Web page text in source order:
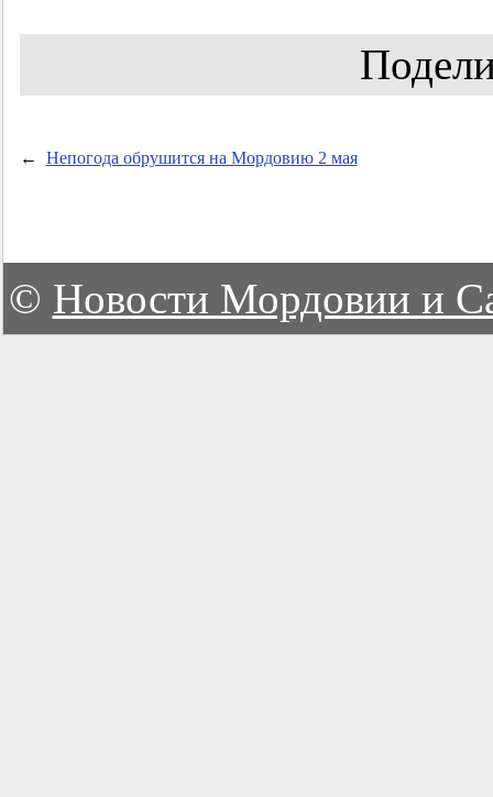
← Непогода обрушится на Мордовию 2 мая
© Новости Мордовии и